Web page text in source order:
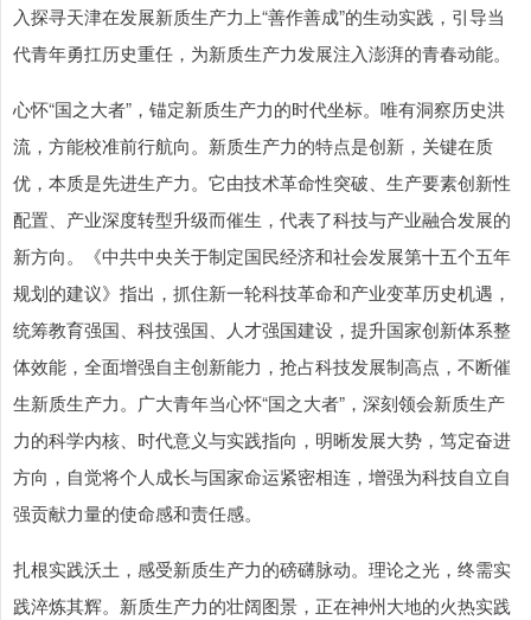
入探寻天津在发展新质生产力上“善作善成”的生动实践，引导当
代青年勇扛历史重任，为新质生产力发展注入澎湃的青春动能。
心怀“国之大者”，锚定新质生产力的时代坐标。唯有洞察历史洪
流，方能校准前行航向。新质生产力的特点是创新，关键在质
优，本质是先进生产力。它由技术革命性突破、生产要素创新性
配置、产业深度转型升级而催生，代表了科技与产业融合发展的
新方向。《中共中央关于制定国民经济和社会发展第十五个五年
规划的建议》指出，抓住新一轮科技革命和产业变革历史机遇，
统筹教育强国、科技强国、人才强国建设，提升国家创新体系整
体效能，全面增强自主创新能力，抢占科技发展制高点，不断催
生新质生产力。广大青年当心怀“国之大者”，深刻领会新质生产
力的科学内核、时代意义与实践指向，明晰发展大势，笃定奋进
方向，自觉将个人成长与国家命运紧密相连，增强为科技自立自
强贡献力量的使命感和责任感。
扎根实践沃土，感受新质生产力的磅礴脉动。理论之光，终需实
践淬炼其辉。新质生产力的壮阔图景，正在神州大地的火热实践